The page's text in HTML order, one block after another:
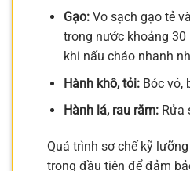
Gạo:Vo sạch gạo tẻ
trong nước khoảng
khi nấu cháo nhanh
Hành khô, tỏi:Bóc vỏ,
Hành lá, rau răm:Rửa
Quá trình sơ chế kỹ
trọng đầu tiên để đảm